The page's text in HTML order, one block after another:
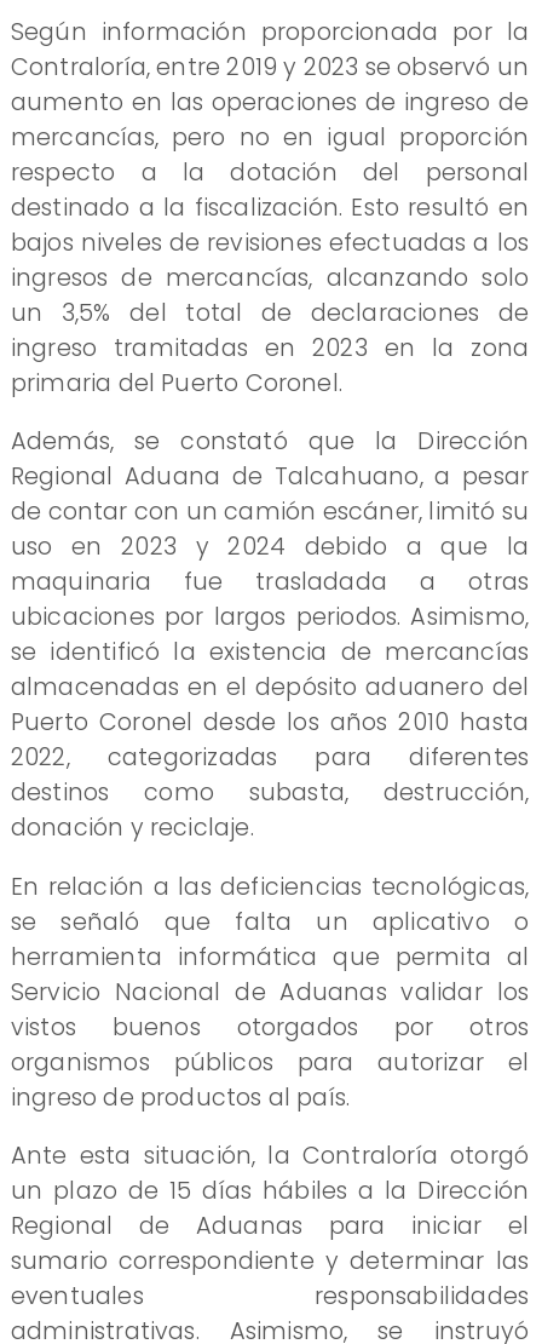
Según información proporcionada por la
Contraloría, entre 2019 y 2023 se observó un
aumento en las operaciones de ingreso de
mercancías, pero no en igual proporción
respecto a la dotación del personal
destinado a la fiscalización. Esto resultó en
bajos niveles de revisiones efectuadas a los
ingresos de mercancías, alcanzando solo
un 3,5% del total de declaraciones de
ingreso tramitadas en 2023 en la zona
primaria del Puerto Coronel.
Además, se constató que la Dirección
Regional Aduana de Talcahuano, a pesar
de contar con un camión escáner, limitó su
uso en 2023 y 2024 debido a que la
maquinaria fue trasladada a otras
ubicaciones por largos periodos. Asimismo,
se identificó la existencia de mercancías
almacenadas en el depósito aduanero del
Puerto Coronel desde los años 2010 hasta
2022, categorizadas para diferentes
destinos como subasta, destrucción,
donación y reciclaje.
En relación a las deficiencias tecnológicas,
se señaló que falta un aplicativo o
herramienta informática que permita al
Servicio Nacional de Aduanas validar los
vistos buenos otorgados por otros
organismos públicos para autorizar el
ingreso de productos al país.
Ante esta situación, la Contraloría otorgó
un plazo de 15 días hábiles a la Dirección
Regional de Aduanas para iniciar el
sumario correspondiente y determinar las
eventuales responsabilidades
administrativas. Asimismo, se instruyó